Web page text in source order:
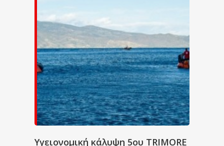
Υγειονομική κάλυψη 5ου TRIMORE